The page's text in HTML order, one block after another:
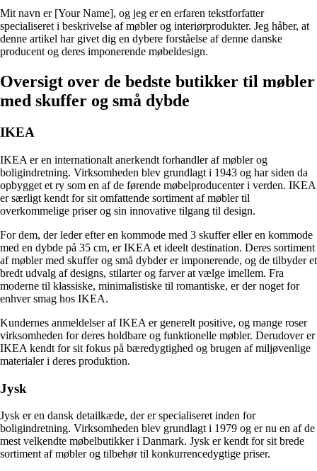
Mit navn er [Your Name], og jeg er en erfaren tekstforfatter
specialiseret i beskrivelse af møbler og interiørprodukter. Jeg håber, at
denne artikel har givet dig en dybere forståelse af denne danske
producent og deres imponerende møbeldesign.
Oversigt over de bedste butikker til møbler
med skuffer og små dybde
IKEA
IKEA er en internationalt anerkendt forhandler af møbler og
boligindretning. Virksomheden blev grundlagt i 1943 og har siden da
opbygget et ry som en af de førende møbelproducenter i verden. IKEA
er særligt kendt for sit omfattende sortiment af møbler til
overkommelige priser og sin innovative tilgang til design.
For dem, der leder efter en kommode med 3 skuffer eller en kommode
med en dybde på 35 cm, er IKEA et ideelt destination. Deres sortiment
af møbler med skuffer og små dybder er imponerende, og de tilbyder et
bredt udvalg af designs, stilarter og farver at vælge imellem. Fra
moderne til klassiske, minimalistiske til romantiske, er der noget for
enhver smag hos IKEA.
Kundernes anmeldelser af IKEA er generelt positive, og mange roser
virksomheden for deres holdbare og funktionelle møbler. Derudover er
IKEA kendt for sit fokus på bæredygtighed og brugen af miljøvenlige
materialer i deres produktion.
Jysk
Jysk er en dansk detailkæde, der er specialiseret inden for
boligindretning. Virksomheden blev grundlagt i 1979 og er nu en af de
mest velkendte møbelbutikker i Danmark. Jysk er kendt for sit brede
sortiment af møbler og tilbehør til konkurrencedygtige priser.